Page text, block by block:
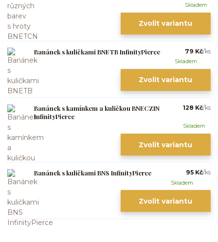
Skladem
Zvolit variantu
Banánek s kuličkami BNETB InfinityPierce 79 Kč/ks
Skladem
Zvolit variantu
Banánek s kamínkem a kuličkou BNECZIN
InfinityPierce
128 Kč/ks
Skladem
Zvolit variantu
Banánek s kuličkami BNS InfinityPierce 95 Kč/ks
Skladem
Zvolit variantu